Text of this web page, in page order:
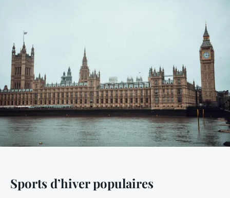
Sports d’hiver populaires